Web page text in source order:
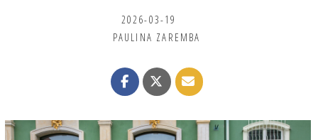
2026-03-19
PAULINA ZAREMBA